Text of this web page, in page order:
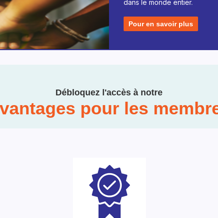
dans le monde entier.
Pour en savoir plus
Débloquez l'accès à notre
pour les